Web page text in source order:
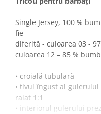
Single Jersey, 100 %
fie
diferită - culoarea 03 -
culoarea 12 – 85 %
• croială tubulară
• tivul îngust al
raiat 1:1
• interiorul gulerului